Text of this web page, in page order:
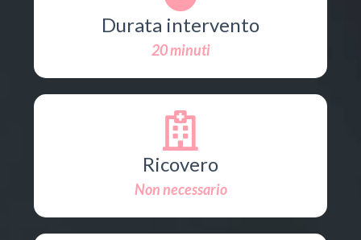
Durata intervento
20 minuti
Ricovero
Non necessario